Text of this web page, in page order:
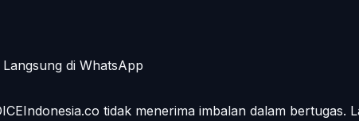
di WhatsApp
tidak menerima imbalan dalam bertugas.